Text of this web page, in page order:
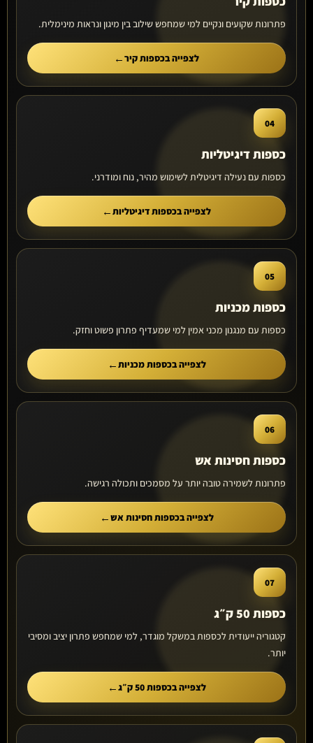
פתרונות שקועים ונקיים למי שמחפש שילוב בין מיגון ונראות מינימלית.
לצפייה בכספות קיר
04
כספות דיגיטליות
כספות עם נעילה דיגיטלית לשימוש מהיר, נוח ומודרני.
לצפייה בכספות דיגיטליות
05
כספות מכניות
כספות עם מנגנון מכני אמין למי שמעדיף פתרון פשוט וחזק.
לצפייה בכספות מכניות
06
כספות חסינות אש
פתרונות לשמירה טובה יותר על מסמכים ותכולה רגישה.
לצפייה בכספות חסינות אש
07
כספות 50 ק״ג
קטגוריה ייעודית לכספות במשקל מוגדר, למי שמחפש פתרון יציב ומסיבי
יותר.
לצפייה בכספות 50 ק״ג